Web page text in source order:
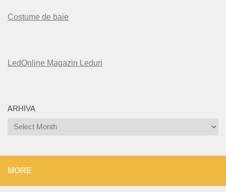
Costume de baie
LedOnline Magazin Leduri
ARHIVA
Arhiva
MORE